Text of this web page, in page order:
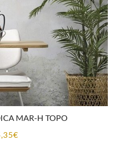
MAR-H TOPO
€